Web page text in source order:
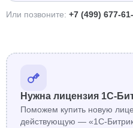
Или позвоните: +7 (499) 677-
Нужна лицензия 1С-
Поможем купить новую
действующую — «1С-